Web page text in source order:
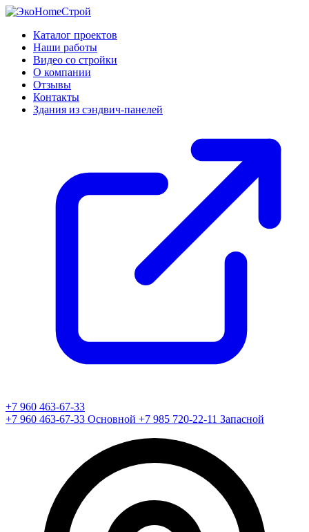
Каталог проектов
Наши работы
Видео со стройки
О компании
Отзывы
Контакты
Здания из сэндвич-панелей
+7 960 463-67-33
+7 960 463-67-33 Основной +7 985 720-22-11 Запасной